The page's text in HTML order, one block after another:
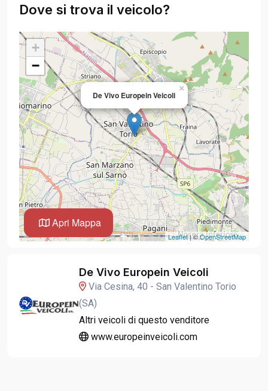
Dove si trova il veicolo?
Apri Mappa
De Vivo Europein Veicoli
×
+
−
Leaflet| ©OpenStreetMap
De Vivo Europein Veicoli
Via Cesina, 40 - San Valentino Torio
(SA)
Altri veicoli di questo venditore
www.europeinveicoli.com